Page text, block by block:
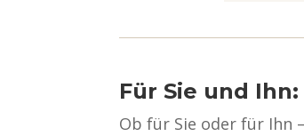
Für Sie und
Ob für Sie oder für Ihn